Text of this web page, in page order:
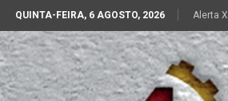
QUINTA-FEIRA, 6 AGOSTO, 2026 Alerta X